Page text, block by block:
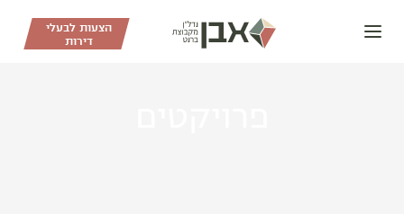
הצעות לבעלי
דירות